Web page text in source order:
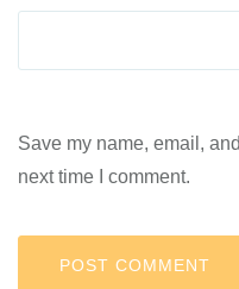
Save my name, email,
next time I comment.